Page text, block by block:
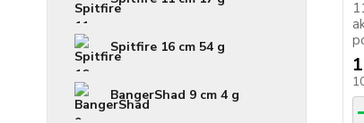
Spitfire 16 cm 54 g
BangerShad 9 cm 4 g